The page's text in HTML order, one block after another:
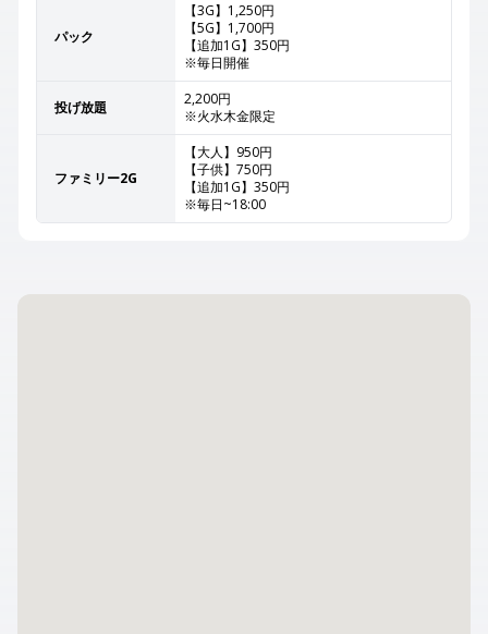
パック
【3G】1,250円
【5G】1,700円
【追加1G】350円
※毎日開催
投げ放題
2,200円
※火水木金限定
ファミリー2G
【大人】950円
【子供】750円
【追加1G】350円
※毎日~18:00